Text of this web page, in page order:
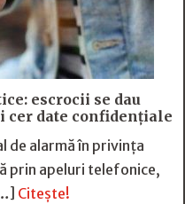
escrocii se dau
cer date confidențiale
de alarmă în privința
prin apeluri telefonice,
Citește!